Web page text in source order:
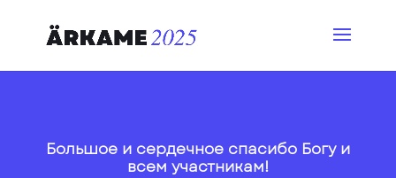
Большое и сердечное спасибо Богу и
всем участникам!